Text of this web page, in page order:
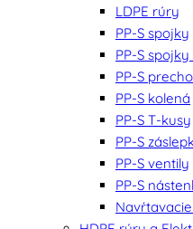
LDPE rúry
PP-S spojky
PP-S
PP-S
PP-S kolená
PP-S T-kusy
PP-S
PP-S ventily
PP-S